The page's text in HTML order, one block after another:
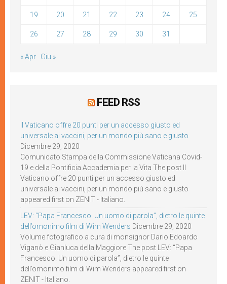
19 20 21 22 23 24 25
26 27 28 29 30 31
« Apr Giu »
FEED RSS
Il Vaticano offre 20 punti per un accesso giusto ed
universale ai vaccini, per un mondo più sano e giusto
Dicembre 29, 2020
Comunicato Stampa della Commissione Vaticana Covid-
19 e della Pontificia Accademia per la Vita The post Il
Vaticano offre 20 punti per un accesso giusto ed
universale ai vaccini, per un mondo più sano e giusto
appeared first on ZENIT - Italiano.
LEV: “Papa Francesco. Un uomo di parola”, dietro le quinte
dell’omonimo film di Wim Wenders Dicembre 29, 2020
Volume fotografico a cura di monsignor Dario Edoardo
Viganò e Gianluca della Maggiore The post LEV: “Papa
Francesco. Un uomo di parola”, dietro le quinte
dell’omonimo film di Wim Wenders appeared first on
ZENIT - Italiano.